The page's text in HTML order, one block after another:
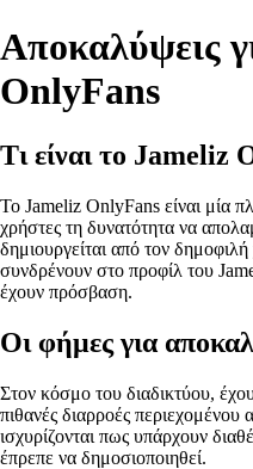
Αποκαλύψεις
OnlyFans
Τι είναι το Jameliz
Το Jameliz OnlyFans είναι μία
χρήστες τη δυνατότητα να
δημιουργείται από τον
συνδρένουν στο προφίλ του
έχουν πρόσβαση.
Οι φήμες για
Στον κόσμο του διαδικτύου,
πιθανές διαρροές
ισχυρίζονται πως υπάρχουν
έπρεπε να δημοσιοποιηθεί.